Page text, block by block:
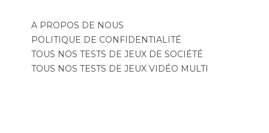
A PROPOS DE NOUS
POLITIQUE DE CONFIDENTIALITÉ
TOUS NOS TESTS DE JEUX DE SOCIÉTÉ
TOUS NOS TESTS DE JEUX VIDÉO MULTI